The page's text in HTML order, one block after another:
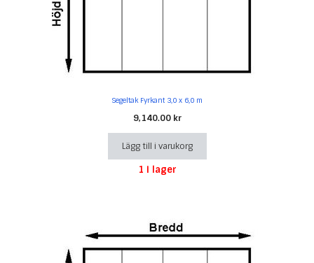
Segeltak Fyrkant 3,0 x 6,0 m
9,140.00 kr
Lägg till i varukorg
1 i lager